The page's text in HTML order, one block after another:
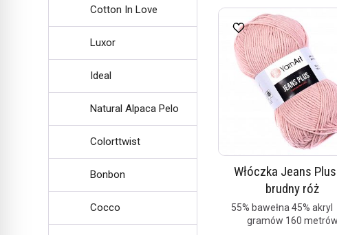
Włóczka Jeans
brudny róż
55% bawełna 45% akryl
gramów 160 metrów
Cotton In Love
Luxor
Ideal
Natural Alpaca Pelo
Colorttwist
Bonbon
Cocco